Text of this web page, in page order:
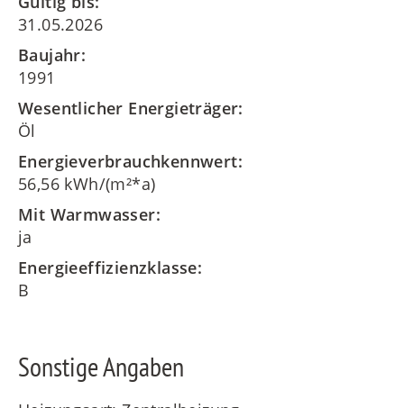
31.05.2026
Baujahr:
1991
Wesentlicher Energieträger:
Öl
Energieverbrauchkennwert:
56,56 kWh/(m²*a)
Mit Warmwasser:
ja
Energieeffizienzklasse:
B
Sonstige Angaben